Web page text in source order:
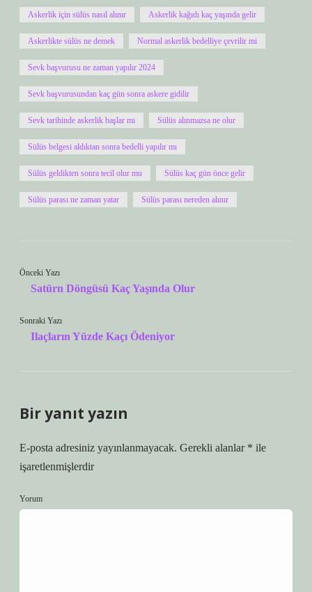
Askerlik için sülüs nasıl alınır Askerlik kağıdı kaç yaşında gelir
Askerlikte sülüs ne demek Normal askerlik bedelliye çevrilir mi
Sevk başvurusu ne zaman yapılır 2024
Sevk başvurusundan kaç gün sonra askere gidilir
Sevk tarihinde askerlik başlar mı Sülüs alınmazsa ne olur
Sülüs belgesi aldıktan sonra bedelli yapılır mı
Sülüs geldikten sonra tecil olur mu Sülüs kaç gün önce gelir
Sülüs parası ne zaman yatar Sülüs parası nereden alınır
Önceki Yazı
Satürn Döngüsü Kaç Yaşında Olur
Sonraki Yazı
Ilaçların Yüzde Kaçı Ödeniyor
Bir yanıt yazın
E-posta adresiniz yayınlanmayacak. Gerekli alanlar * ile
işaretlenmişlerdir
Yorum